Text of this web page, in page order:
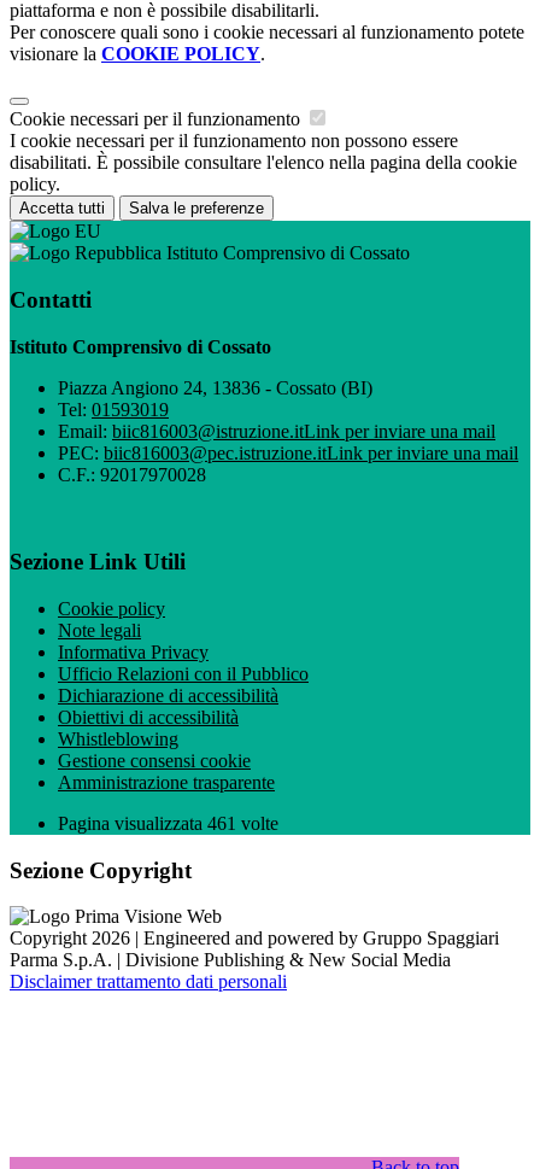
piattaforma e non è possibile disabilitarli.
Per conoscere quali sono i cookie necessari al funzionamento potete
visionare la COOKIE POLICY.
Cookie necessari per il funzionamento
I cookie necessari per il funzionamento non possono essere
disabilitati. È possibile consultare l'elenco nella pagina della cookie
policy.
Accetta tutti Salva le preferenze
Istituto Comprensivo di Cossato
Contatti
Istituto Comprensivo di Cossato
Piazza Angiono 24, 13836 - Cossato (BI)
Tel: 01593019
Email: biic816003@istruzione.itLink per inviare una mail
PEC: biic816003@pec.istruzione.itLink per inviare una mail
C.F.: 92017970028
Sezione Link Utili
Cookie policy
Note legali
Informativa Privacy
Ufficio Relazioni con il Pubblico
Dichiarazione di accessibilità
Obiettivi di accessibilità
Whistleblowing
Gestione consensi cookie
Amministrazione trasparente
Pagina visualizzata 461 volte
Sezione Copyright
Copyright 2026 | Engineered and powered by Gruppo Spaggiari
Parma S.p.A. | Divisione Publishing & New Social Media
Disclaimer trattamento dati personali